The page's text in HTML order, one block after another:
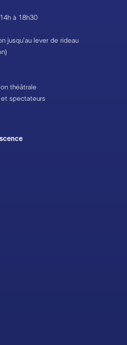
à 18h30
jusqu’au lever de rideau
théâtrale
spectateurs